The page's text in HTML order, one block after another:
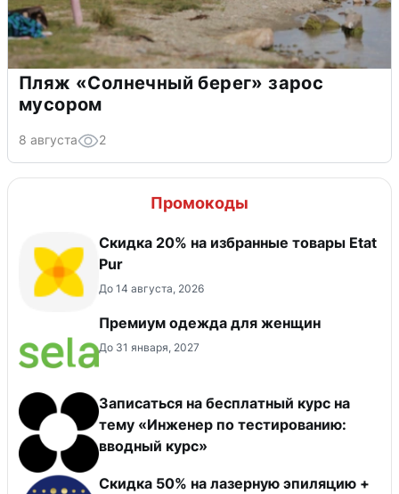
Пляж «Солнечный берег» зарос
мусором
8 августа 2
Промокоды
Скидка 20% на избранные товары Etat
Pur
До 14 августа, 2026
Премиум одежда для женщин
До 31 января, 2027
Записаться на бесплатный курс на
тему «Инженер по тестированию:
вводный курс»
Скидка 50% на лазерную эпиляцию +